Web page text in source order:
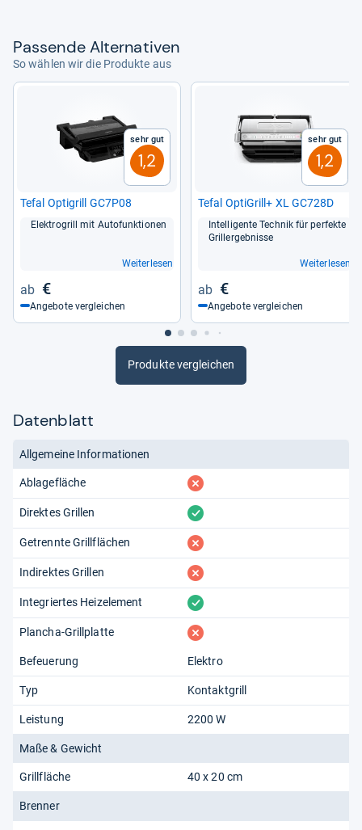
Pas­sende Alter­na­ti­ven
So wählen wir die Produkte aus
Sehr gut
1,2
Tefal Opti­grill GC7P08
Elek­tro­grill mit Auto­funk­tio­nen
Weiterlesen
€
Angebote vergleichen
Sehr gut
1,2
Tefal Opti­Grill+ XL GC728D
Intel­li­gente Tech­nik für per­fekte
Grill­er­geb­nisse
Weiterlesen
€
Angebote vergleichen
Produkte vergleichen
Datenblatt
Ablagefläche fehlt
Direktes Grillen vorhanden
Getrennte Grillflächen fehlt
Indirektes Grillen fehlt
Integriertes Heizelement vorhanden
Plancha-Grillplatte fehlt
Allgemeine Informationen
Befeuerung Elektro
Typ Kontaktgrill
Leistung 2200 W
Maße & Gewicht
Grillfläche 40 x 20 cm
Brenner